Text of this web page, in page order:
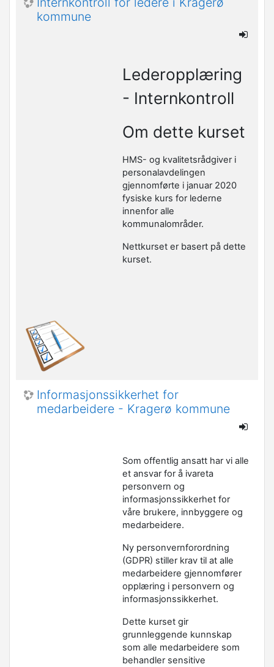
kommune
Lederopplæring
- Internkontroll
Om dette kurset
HMS- og kvalitetsrådgiver i
personalavdelingen
gjennomførte i januar 2020
fysiske kurs for lederne
innenfor alle
kommunalområder.
Nettkurset er basert på dette
kurset.
Informasjonssikkerhet for
medarbeidere - Kragerø kommune
Som offentlig ansatt har vi alle
et ansvar for å ivareta
personvern og
informasjonssikkerhet for
våre brukere, innbyggere og
medarbeidere.
Ny personvernforordning
(GDPR) stiller krav til at alle
medarbeidere gjennomfører
opplæring i personvern og
informasjonssikkerhet.
Dette kurset gir
grunnleggende kunnskap
som alle medarbeidere som
behandler sensitive